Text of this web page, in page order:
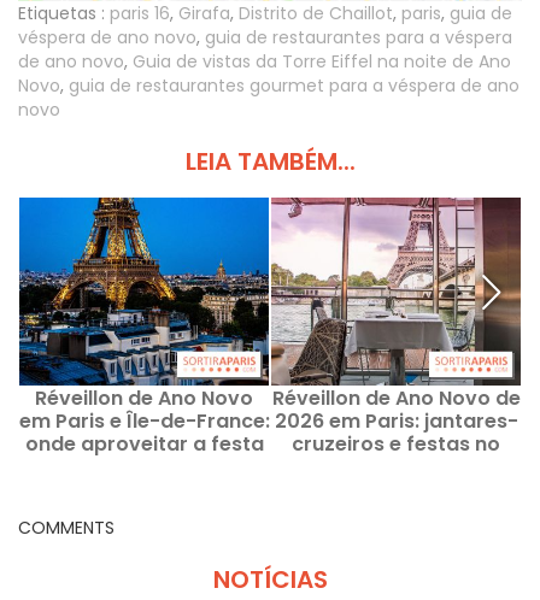
Etiquetas : paris 16, Girafa, Distrito de Chaillot, paris, guia de
véspera de ano novo, guia de restaurantes para a véspera
de ano novo, Guia de vistas da Torre Eiffel na noite de Ano
Novo, guia de restaurantes gourmet para a véspera de ano
novo
LEIA TAMBÉM...
Réveillon de Ano Novo
em Paris e Île-de-France:
onde aproveitar a festa
Réveillon de Ano Novo de
2026 em Paris: jantares-
cruzeiros e festas no
COMMENTS
NOTÍCIAS